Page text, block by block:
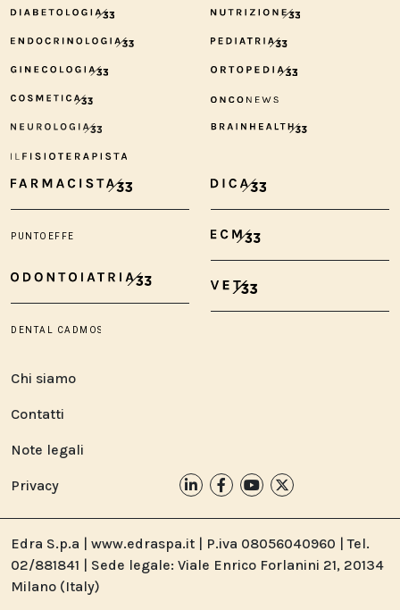
Chi siamo
Contatti
Note legali
Privacy
Edra S.p.a | www.edraspa.it | P.iva 08056040960 | Tel.
02/881841 | Sede legale: Viale Enrico Forlanini 21, 20134
Milano (Italy)